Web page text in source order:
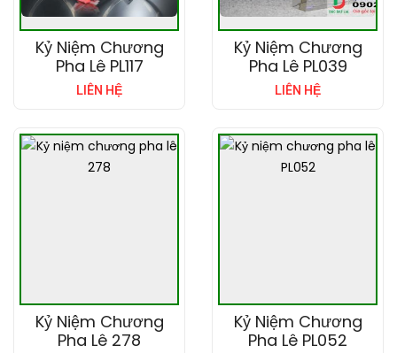
Kỷ Niệm Chương
Pha Lê PL117
LIÊN HỆ
Kỷ Niệm Chương
Pha Lê PL039
LIÊN HỆ
Kỷ Niệm Chương
Pha Lê 278
Kỷ Niệm Chương
Pha Lê PL052